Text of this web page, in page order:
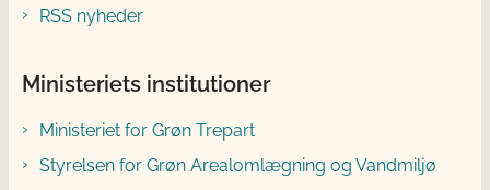
RSS nyheder
Ministeriets institutioner
Ministeriet for Grøn Trepart
Styrelsen for Grøn Arealomlægning og Vandmiljø